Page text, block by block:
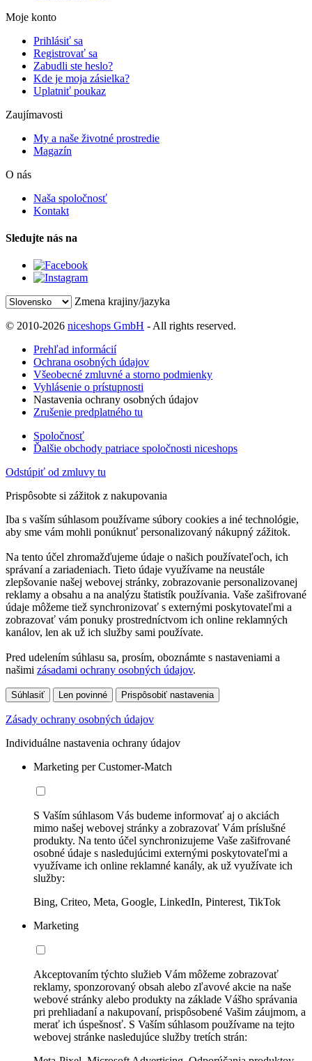
Moje konto
Prihlásiť sa
Registrovať sa
Zabudli ste heslo?
Kde je moja zásielka?
Uplatniť poukaz
Zaujímavosti
My a naše životné prostredie
Magazín
O nás
Naša spoločnosť
Kontakt
Sledujte nás na
Zmena krajiny/jazyka
© 2010-2026 niceshops GmbH - All rights reserved.
Prehľad informácií
Ochrana osobných údajov
Všeobecné zmluvné a storno podmienky
Vyhlásenie o prístupnosti
Nastavenia ochrany osobných údajov
Zrušenie predplatného tu
Spoločnosť
Ďalšie obchody patriace spoločnosti niceshops
Odstúpiť od zmluvy tu
Prispôsobte si zážitok z nakupovania
Iba s vaším súhlasom používame súbory cookies a iné technológie,
aby sme vám mohli ponúknuť personalizovaný nákupný zážitok.
Na tento účel zhromažďujeme údaje o našich používateľoch, ich
správaní a zariadeniach. Tieto údaje využívame na neustále
zlepšovanie našej webovej stránky, zobrazovanie personalizovanej
reklamy a obsahu a na analýzu štatistík používania. Vaše zašifrované
údaje môžeme tiež synchronizovať s externými poskytovateľmi a
zobrazovať vám ponuky prostredníctvom ich online reklamných
kanálov, len ak už ich služby sami používate.
Pred udelením súhlasu sa, prosím, oboznámte s nastaveniami a
našimi zásadami ochrany osobných údajov.
Súhlasiť Len povinné Prispôsobiť nastavenia
Zásady ochrany osobných údajov
Individuálne nastavenia ochrany údajov
Marketing per Customer-Match
S Vaším súhlasom Vás budeme informovať aj o akciách
mimo našej webovej stránky a zobrazovať Vám príslušné
produkty. Na tento účel synchronizujeme Vaše zašifrované
osobné údaje s nasledujúcimi externými poskytovateľmi a
využívame ich online reklamné kanály, ak už využívate ich
služby:
Bing, Criteo, Meta, Google, LinkedIn, Pinterest, TikTok
Marketing
Akceptovaním týchto služieb Vám môžeme zobrazovať
reklamy, sponzorovaný obsah alebo zľavové akcie na naše
webové stránky alebo produkty na základe Vášho správania
pri prehliadaní a nakupovaní, prispôsobené Vašim záujmom, a
merať ich úspešnosť. S Vaším súhlasom používame na tejto
webovej stránke nasledujúce služby tretích strán: